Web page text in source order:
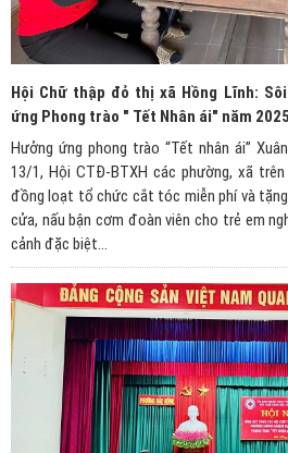
Hội Chữ thập đỏ thị xã Hồng Lĩnh:
ứng Phong trào " Tết Nhân ái" năm 2025
Hưởng ứng phong trào “Tết nhân ái”
13/1, Hội CTĐ-BTXH các phường, xã
đồng loạt tổ chức cắt tóc miễn phí và tặng
cửa, nấu bận cơm đoàn viên cho trẻ em
cảnh đặc biệt...